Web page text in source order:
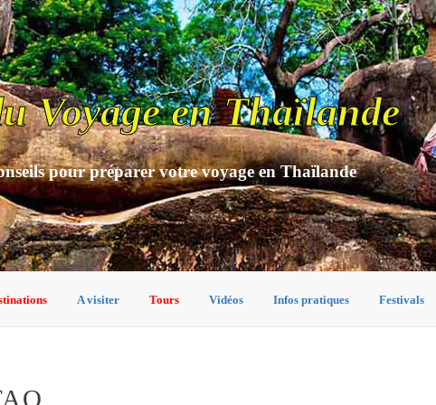
Voyage en Thaïlande
pour préparer votre voyage en Thaïlande
A visiter Tours Vidéos Infos pratiques Festivals